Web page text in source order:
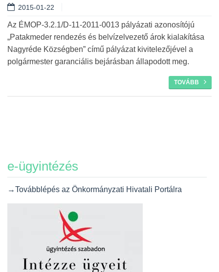
2015-01-22
Az ÉMOP-3.2.1/D-11-2011-0013 pályázati azonosítójú
„Patakmeder rendezés és belvízelvezető árok kialakítása
Nagyréde Községben” című pályázat kivitelezőjével a
polgármester garanciális bejárásban állapodott meg.
TOVÁBB
e-ügyintézés
→Továbblépés az Önkormányzati Hivatali Portálra